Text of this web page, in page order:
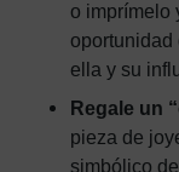
o imprímelo
oportunidad
ella y su
Regale un
pieza de
simbólico